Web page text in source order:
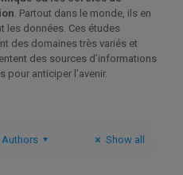
. Partout dans le monde, ils en
les données. Ces études
des domaines très variés et
des sources d’informations
pour anticiper l’avenir.
Authors Show all